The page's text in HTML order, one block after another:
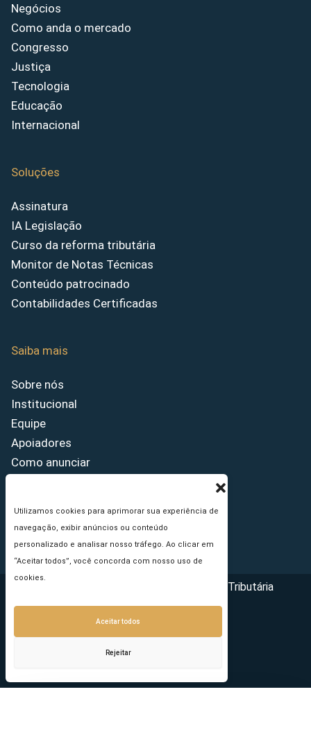
Utilizamos cookies para aprimorar sua experiência de
navegação, exibir anúncios ou conteúdo
personalizado e analisar nosso tráfego. Ao clicar em
“Aceitar todos”, você concorda com nosso uso de
cookies.
Aceitar todos
Rejeitar
Negócios
Como anda o mercado
Congresso
Justiça
Tecnologia
Educação
Internacional
Soluções
Assinatura
IA Legislação
Curso da reforma tributária
Monitor de Notas Técnicas
Conteúdo patrocinado
Contabilidades Certificadas
Saiba mais
Sobre nós
Institucional
Equipe
Apoiadores
Como anunciar
Princípios Editoriais
Copyright © 2026 - Portal da Reforma Tributária